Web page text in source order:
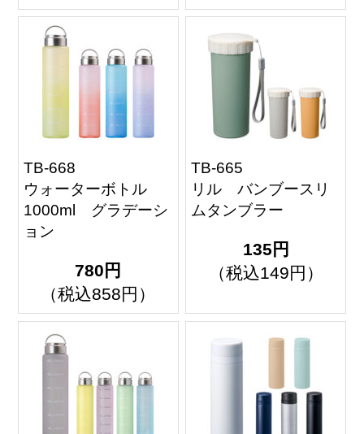
TB-668
ウォーターボトル
1000ml グラデーシ
ョン
780円
（税込858円）
TB-665
リル バンブースリ
ムタンブラー
135円
（税込149円）